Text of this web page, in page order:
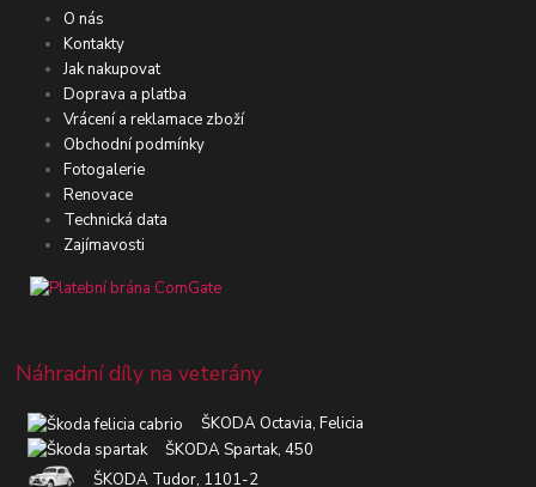
O nás
Kontakty
Jak nakupovat
Doprava a platba
Vrácení a reklamace zboží
Obchodní podmínky
Fotogalerie
Renovace
Technická data
Zajímavosti
Náhradní díly na veterány
ŠKODA Octavia, Felicia
ŠKODA Spartak, 450
ŠKODA Tudor, 1101-2